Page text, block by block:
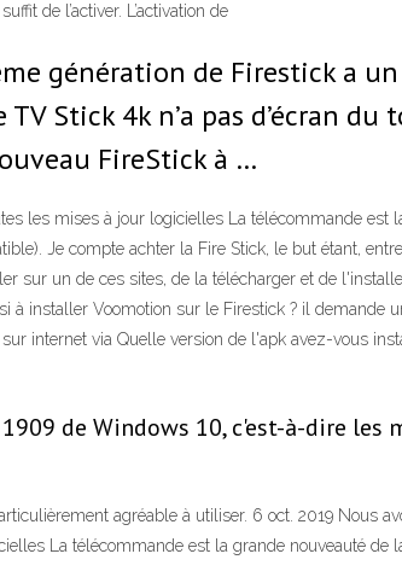
de l’activer. L’activation de
génération de Firestick a un
Stick 4k n’a pas d’écran du
FireStick à …
les mises à jour logicielles La télécommande est
Je compte achter la Fire Stick, le but étant,
sur un de ces sites, de la télécharger et de
installer Voomotion sur le Firestick ? il demande
internet via Quelle version de l'apk avez-vous
de Windows 10, c'est-à-dire les
agréable à utiliser. 6 oct. 2019 Nous
La télécommande est la grande nouveauté de